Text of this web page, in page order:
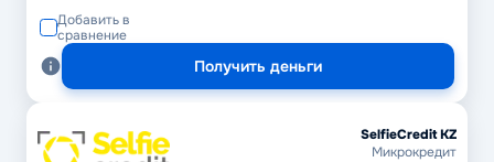
Добавить в
сравнение
Получить деньги
SelfieCredit KZ
Микрокредит